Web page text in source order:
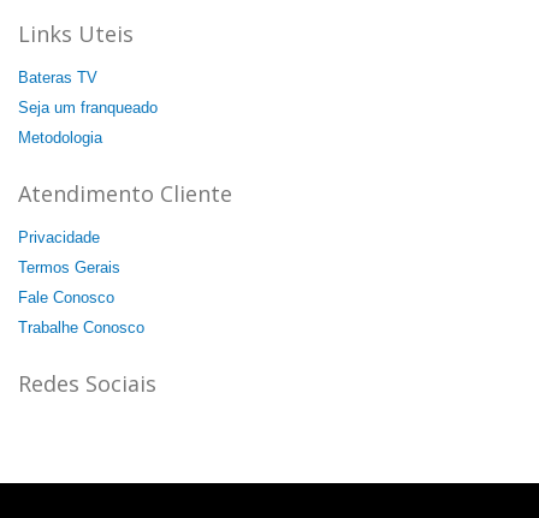
Links Uteis
Bateras TV
Seja um franqueado
Metodologia
Atendimento Cliente
Privacidade
Termos Gerais
Fale Conosco
Trabalhe Conosco
Redes Sociais